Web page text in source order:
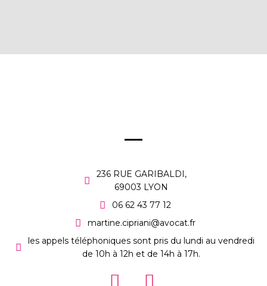
236 RUE GARIBALDI,
69003 LYON
06 62 43 77 12
martine.cipriani@avocat.fr
les appels téléphoniques sont pris du lundi au vendredi
de 10h à 12h et de 14h à 17h.